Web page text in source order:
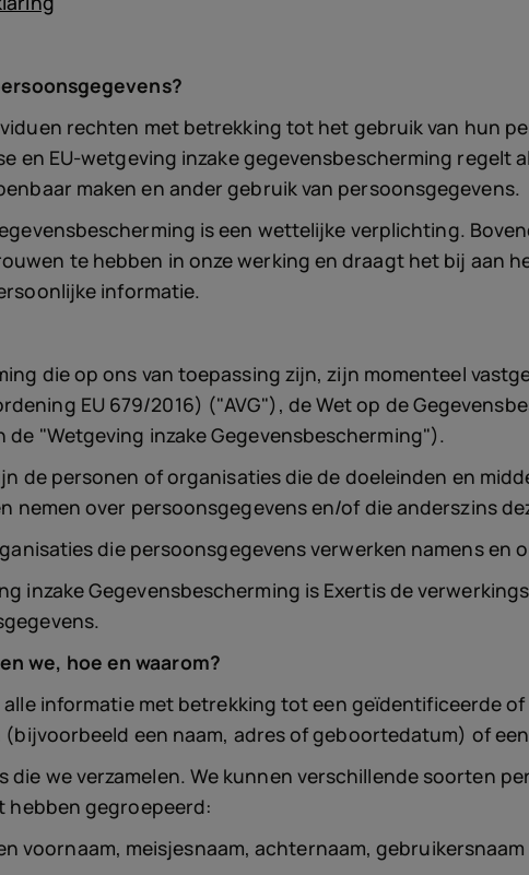
rechten met betrekking tot het gebruik van hun
en EU-wetgeving inzake gegevensbescherming
maken en ander gebruik van persoonsgegevens.
is een wettelijke verplichting.
te hebben in onze werking en draagt het bij aan
informatie.
die op ons van toepassing zijn, zijn momenteel
EU 679/2016) ("AVG"), de Wet op de
de "Wetgeving inzake Gegevensbescherming").
de personen of organisaties die de doeleinden en
nemen over persoonsgegevens en/of die anderszins
die persoonsgegevens verwerken namens
inzake Gegevensbescherming is Exertis de
we, hoe en waarom?
alle informatie met betrekking tot een geïdentificeerde
een naam, adres of geboortedatum) of
die we verzamelen. We kunnen verschillende soorten
hebben gegroepeerd:
voornaam, meisjesnaam, achternaam,